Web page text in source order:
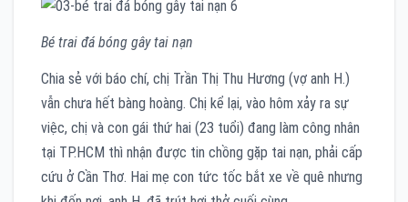
Bé trai đá bóng gây tai nạn
Chia sẻ với báo chí, chị Trần Thị Thu Hương (vợ anh H.)
vẫn chưa hết bàng hoàng. Chị kể lại, vào hôm xảy ra sự
việc, chị và con gái thứ hai (23 tuổi) đang làm công nhân
tại TP.HCM thì nhận được tin chồng gặp tai nạn, phải cấp
cứu ở Cần Thơ. Hai mẹ con tức tốc bắt xe về quê nhưng